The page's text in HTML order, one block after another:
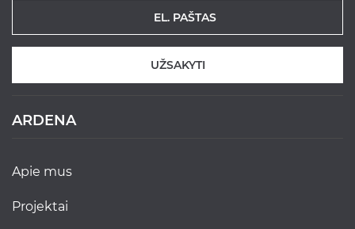
UŽSAKYTI
ARDENA
apie mus
projektai